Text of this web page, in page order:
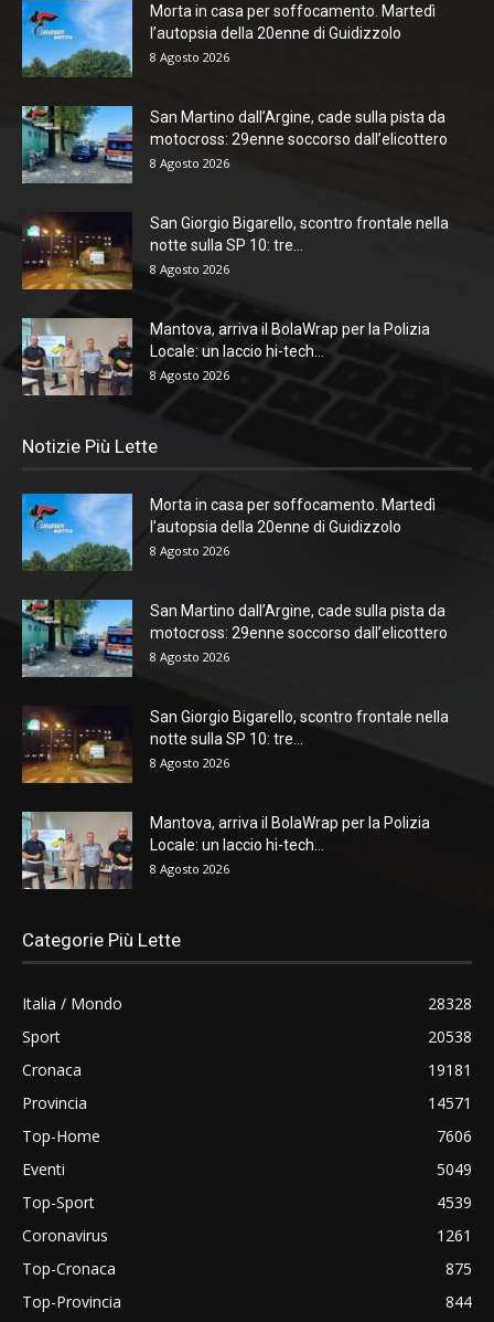
Morta in casa per soffocamento. Martedì
l’autopsia della 20enne di Guidizzolo
8 Agosto 2026
San Martino dall’Argine, cade sulla pista da
motocross: 29enne soccorso dall’elicottero
8 Agosto 2026
San Giorgio Bigarello, scontro frontale nella
notte sulla SP 10: tre...
8 Agosto 2026
Mantova, arriva il BolaWrap per la Polizia
Locale: un laccio hi-tech...
8 Agosto 2026
Notizie Più Lette
Morta in casa per soffocamento. Martedì
l’autopsia della 20enne di Guidizzolo
8 Agosto 2026
San Martino dall’Argine, cade sulla pista da
motocross: 29enne soccorso dall’elicottero
8 Agosto 2026
San Giorgio Bigarello, scontro frontale nella
notte sulla SP 10: tre...
8 Agosto 2026
Mantova, arriva il BolaWrap per la Polizia
Locale: un laccio hi-tech...
8 Agosto 2026
Categorie Più Lette
Italia / Mondo
28328
Sport
20538
Cronaca
19181
Provincia
14571
Top-Home
7606
Eventi
5049
Top-Sport
4539
Coronavirus
1261
Top-Cronaca
875
Top-Provincia
844